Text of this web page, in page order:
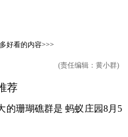
好看的内容>>>
(责任编辑：黄小群)
荐
的珊瑚礁群是 蚂蚁庄园8月5